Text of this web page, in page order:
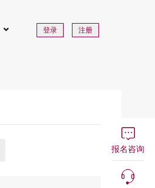
登录 注册
报名咨询